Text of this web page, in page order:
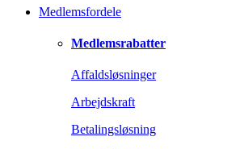
Medlemsfordele
Medlemsrabatter
Affaldsløsninger
Arbejdskraft
Betalingsløsning